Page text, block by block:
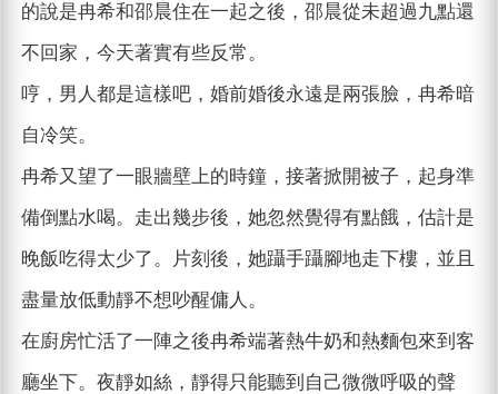
的說是冉希和邵晨住在一起之後，邵晨從未超過九點還
不回家，今天著實有些反常。
哼，男人都是這樣吧，婚前婚後永遠是兩張臉，冉希暗
自冷笑。
冉希又望了一眼牆壁上的時鐘，接著掀開被子，起身準
備倒點水喝。走出幾步後，她忽然覺得有點餓，估計是
晚飯吃得太少了。片刻後，她躡手躡腳地走下樓，並且
盡量放低動靜不想吵醒傭人。
在廚房忙活了一陣之後冉希端著熱牛奶和熱麵包來到客
廳坐下。夜靜如絲，靜得只能聽到自己微微呼吸的聲